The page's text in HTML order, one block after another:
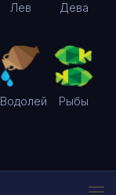
Лев Дева
Водолей Рыбы